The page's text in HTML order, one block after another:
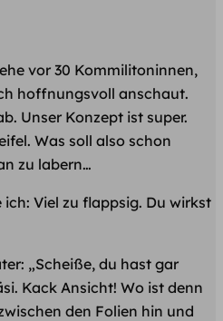
vor 30 Kommilitoninnen,
hoffnungsvoll anschaut.
Unser Konzept ist super.
Was soll also schon
zu labern…
Viel zu flappsig. Du wirkst
„Scheiße, du hast gar
Kack Ansicht! Wo ist denn
den Folien hin und